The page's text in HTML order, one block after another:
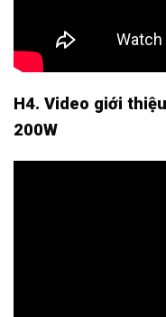
H4. Video giới
200W